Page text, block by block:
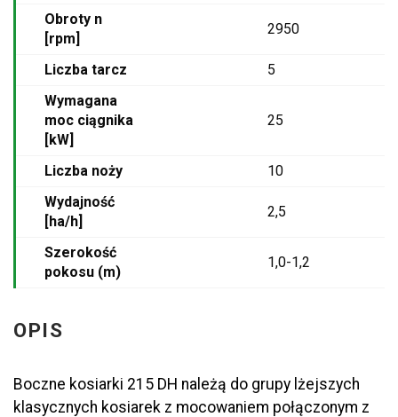
Obroty n
[rpm]
2950
Liczba tarcz
5
Wymagana
moc ciągnika
[kW]
25
Liczba noży
10
Wydajność
[ha/h]
2,5
Szerokość
pokosu (m)
1,0-1,2
OPIS
Boczne kosiarki 215 DH należą do grupy lżejszych
klasycznych kosiarek z mocowaniem połączonym z